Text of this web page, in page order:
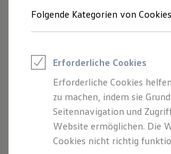
Junge Gebrauchtwagen und
Saisonangebote
Leasing
Leasing-Angebote
Gebrauchtwagen
Junge
Elektroauto Leasing
Kleinwagen-Leasing
Leasing ohne
Eine Klasse
Der Golf.
Folgende Kategorien von
Erforderliche Cookies
Erforderliche Cookies
zu machen, indem sie
Seitennavigation und
Website ermöglichen. Die
Cookies nicht richtig